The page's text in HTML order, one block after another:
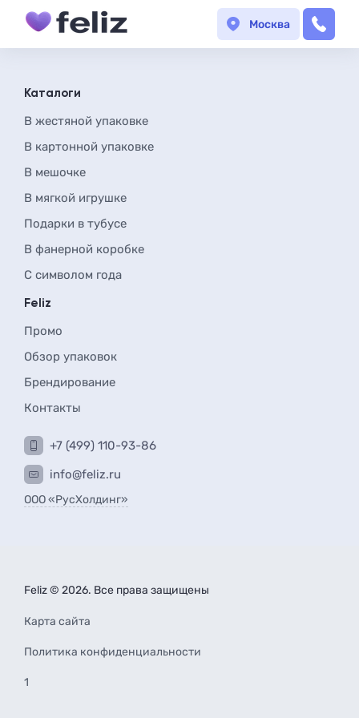
Москва
Каталоги
В жестяной упаковке
В картонной упаковке
В мешочке
В мягкой игрушке
Подарки в тубусе
В фанерной коробке
С символом года
Feliz
Промо
Обзор упаковок
Брендирование
Контакты
+7 (499) 110-93-86
info@feliz.ru
ООО «РусХолдинг»
Feliz © 2026. Все права защищены
Карта сайта
Политика конфиденциальности